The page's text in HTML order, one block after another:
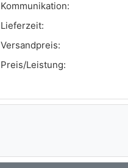
Kommunikation:
Lieferzeit:
Versandpreis:
Preis/Leistung: